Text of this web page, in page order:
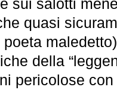
sui salotti
quasi
della
pericolose